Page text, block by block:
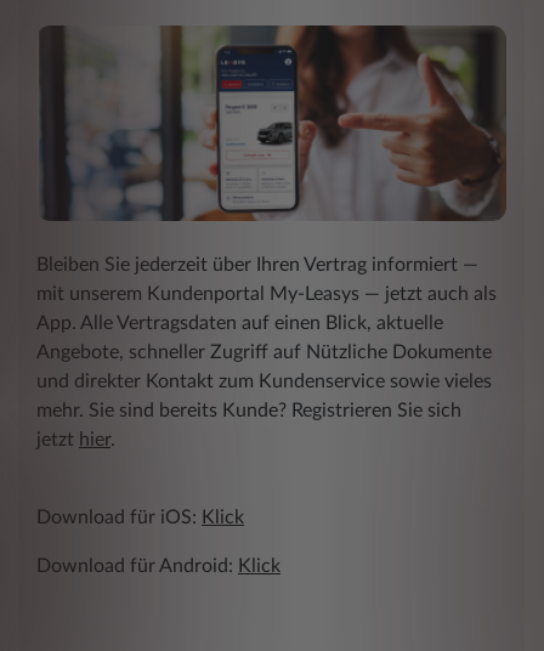
Bleiben Sie jederzeit über Ihren Vertrag informiert ―
mit unserem Kundenportal My-Leasys ― jetzt auch als
App. Alle Vertragsdaten auf einen Blick, aktuelle
Angebote, schneller Zugriff auf Nützliche Dokumente
und direkter Kontakt zum Kundenservice sowie vieles
mehr. Sie sind bereits Kunde? Registrieren Sie sich
jetzt hier.
Download für iOS: Klick
Download für Android: Klick